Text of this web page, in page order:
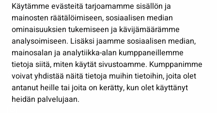
Käytämme evästeitä tarjoamamme sisällön ja
mainosten räätälöimiseen, sosiaalisen median
ominaisuuksien tukemiseen ja kävijämäärämme
analysoimiseen. Lisäksi jaamme sosiaalisen median,
mainosalan ja analytiikka-alan kumppaneillemme
tietoja siitä, miten käytät sivustoamme. Kumppanimme
voivat yhdistää näitä tietoja muihin tietoihin, joita olet
antanut heille tai joita on kerätty, kun olet käyttänyt
heidän palvelujaan.
Työ ja yrittäminen
Osallistu ja asioi
Näytä omat evästeasetukseni
Seuraa meitä